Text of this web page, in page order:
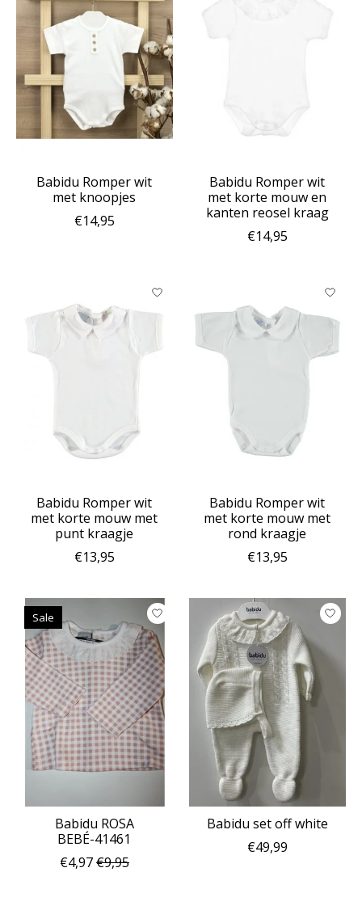
Babidu Romper wit
met knoopjes
€14,95
Babidu Romper wit
met korte mouw en
kanten reosel kraag
€14,95
Babidu Romper wit
met korte mouw met
punt kraagje
€13,95
Babidu Romper wit
met korte mouw met
rond kraagje
€13,95
Sale
Babidu ROSA
BEBÉ-41461
€4,97€9,95
Babidu set off white
€49,99